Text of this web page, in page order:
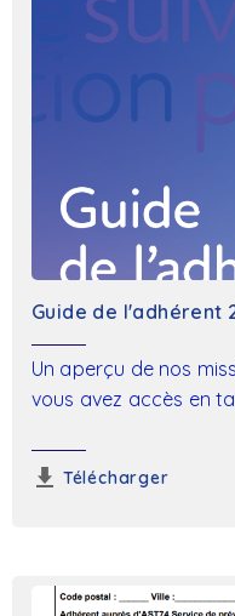
Guide de l'adhérent
Un aperçu de nos
vous avez accès en
Télécharger